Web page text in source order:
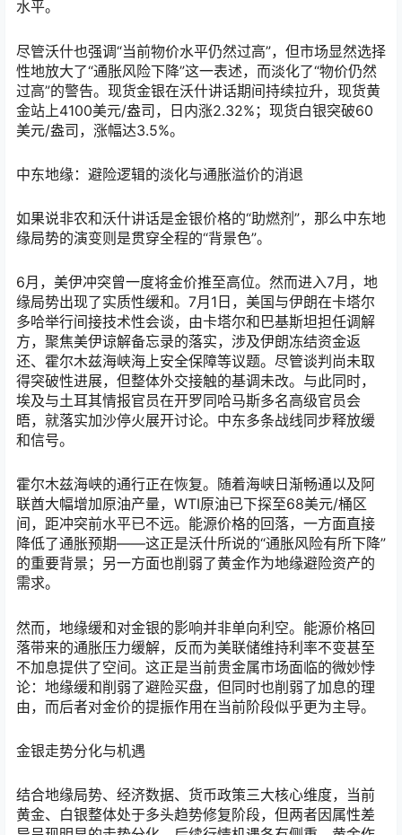
水平。
尽管沃什也强调“当前物价水平仍然过高”，但市场显然选择
性地放大了“通胀风险下降”这一表述，而淡化了“物价仍然
过高”的警告。现货金银在沃什讲话期间持续拉升，现货黄
金站上4100美元/盎司，日内涨2.32%；现货白银突破60
美元/盎司，涨幅达3.5%。
中东地缘：避险逻辑的淡化与通胀溢价的消退
如果说非农和沃什讲话是金银价格的“助燃剂”，那么中东地
缘局势的演变则是贯穿全程的“背景色”。
6月，美伊冲突曾一度将金价推至高位。然而进入7月，地
缘局势出现了实质性缓和。7月1日，美国与伊朗在卡塔尔
多哈举行间接技术性会谈，由卡塔尔和巴基斯坦担任调解
方，聚焦美伊谅解备忘录的落实，涉及伊朗冻结资金返
还、霍尔木兹海峡海上安全保障等议题。尽管谈判尚未取
得突破性进展，但整体外交接触的基调未改。与此同时，
埃及与土耳其情报官员在开罗同哈马斯多名高级官员会
晤，就落实加沙停火展开讨论。中东多条战线同步释放缓
和信号。
霍尔木兹海峡的通行正在恢复。随着海峡日渐畅通以及阿
联酋大幅增加原油产量，WTI原油已下探至68美元/桶区
间，距冲突前水平已不远。能源价格的回落，一方面直接
降低了通胀预期——这正是沃什所说的“通胀风险有所下降”
的重要背景；另一方面也削弱了黄金作为地缘避险资产的
需求。
然而，地缘缓和对金银的影响并非单向利空。能源价格回
落带来的通胀压力缓解，反而为美联储维持利率不变甚至
不加息提供了空间。这正是当前贵金属市场面临的微妙悖
论：地缘缓和削弱了避险买盘，但同时也削弱了加息的理
由，而后者对金价的提振作用在当前阶段似乎更为主导。
金银走势分化与机遇
结合地缘局势、经济数据、货币政策三大核心维度，当前
黄金、白银整体处于多头趋势修复阶段，但两者因属性差